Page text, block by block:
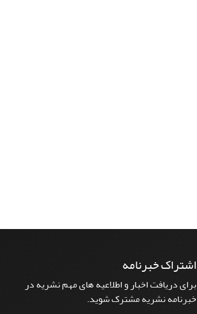
اشتراک خبرنامه
برای دریافت اخبار و اطلاعیه های مهم نشریه در
خبرنامه نشریه مشترک شوید.